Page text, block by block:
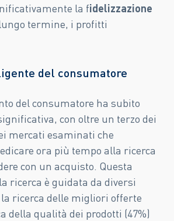
la fidelizzazione
termine, i profitti
del consumatore
del consumatore ha subito
con oltre un terzo dei
mercati esaminati che
ora più tempo alla ricerca
con un acquisto. Questa
ricerca è guidata da diversi
ricerca delle migliori offerte
della qualità dei prodotti (47%)